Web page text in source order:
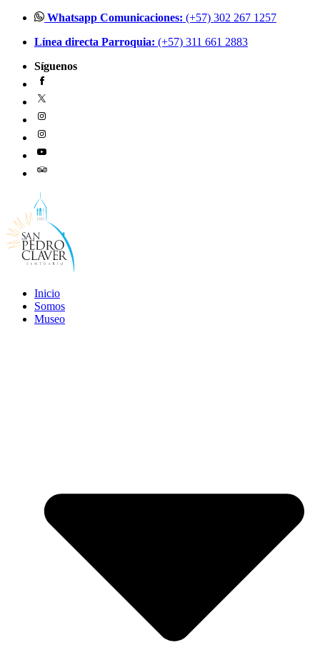
contenido
Whatsapp Comunicaciones: (+57) 302 267 1257
Línea directa Parroquia: (+57) 311 661 2883
Síguenos
Inicio
Somos
Museo